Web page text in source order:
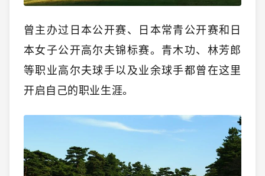
曾主办过日本公开赛、日本常青公开赛和日
本女子公开高尔夫锦标赛。青木功、林芳郎
等职业高尔夫球手以及业余球手都曾在这里
开启自己的职业生涯。